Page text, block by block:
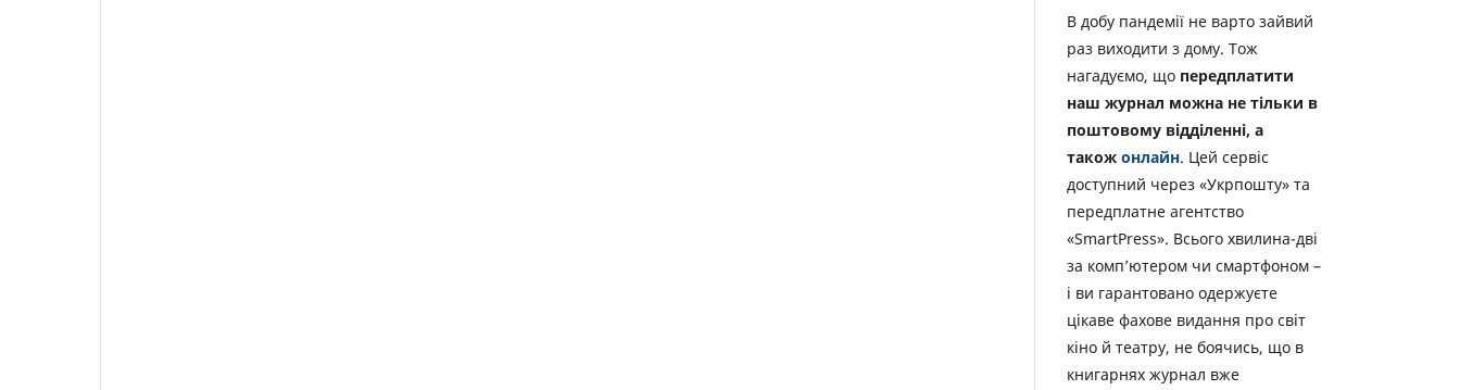
В добу пандемії не варто зайвий
раз виходити з дому. Тож
нагадуємо, що передплатити
наш журнал можна не тільки в
поштовому відділенні, а
також онлайн. Цей сервіс
доступний через «Укрпошту» та
передплатне агентство
«SmartPress». Всього хвилина-дві
за комп’ютером чи смартфоном –
і ви гарантовано одержуєте
цікаве фахове видання про світ
кіно й театру, не боячись, що в
книгарнях журнал вже